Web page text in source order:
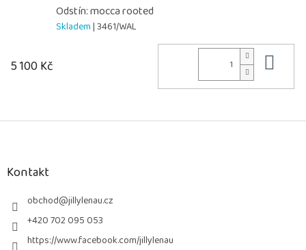
Odstín: mocca rooted
Skladem| 3461/WAL
5 100 Kč
Z
Kontakt
obchod@jillylenau.cz
+420 702 095 053
https://www.facebook.com/jillylenau